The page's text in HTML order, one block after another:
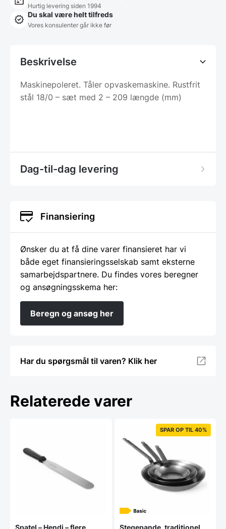
Hurtig levering siden 1994
Du skal være helt tilfreds
Vores konsulenter går ikke før
Beskrivelse
Maskinepoleret. Tåler opvaskemaskine. Rustfrit
stål 18/0 – sæt med 2 – 209 længde (mm)
Dag-til-dag levering
Finansiering
Ønsker du at få dine varer finansieret har vi
både eget finansieringsselskab samt eksterne
samarbejdspartnere. Du findes vores beregner
og ansøgningsskema her:
Beregn og ansøg her
Har du spørgsmål til varen? Klik her
Relaterede varer
Spatel – Hendi – flere
SPAR OP TIL 40%
Stegepande, traditionel